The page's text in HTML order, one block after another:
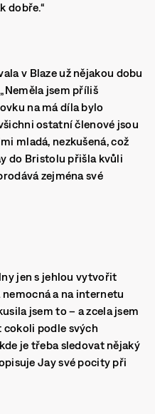
dobře.“
v Blaze už nějakou dobu
jsem příliš
na má díla bylo
ostatní členové jsou
mladá, nezkušená, což
do Bristolu přišla kvůli
zejména své
jen s jehlou vytvořit
a na internetu
jsem to – a zcela jsem
podle svých
je třeba sledovat nějaký
Jay své pocity při